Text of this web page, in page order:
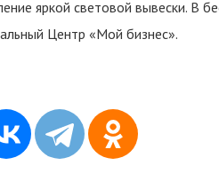
яркой световой вывески. В
Центр «Мой бизнес».